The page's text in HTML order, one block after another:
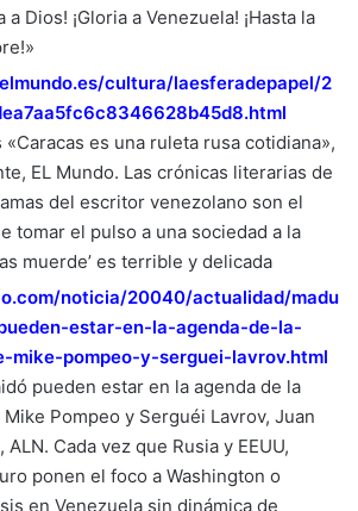
a Dios! ¡Gloria a Venezuela! ¡Hasta la
cultura/laesferadepapel/2
es una ruleta rusa cotidiana»,
EL Mundo. Las crónicas literarias de
del escritor venezolano son el
tomar el pulso a una sociedad a la
muerde’ es terrible y delicada
noticia/20040/actualidad/madu
estar-en-la-agenda-de-la-
mike-pompeo-y-serguei-lavrov.html
pueden estar en la agenda de la
Pompeo y Serguéi Lavrov, Juan
ALN. Cada vez que Rusia y EEUU,
ponen el foco a Washington o
en Venezuela sin dinámica de